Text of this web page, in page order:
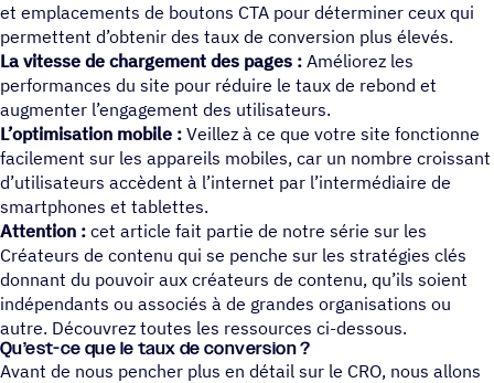
et emplacements de boutons CTA pour déterminer ceux qui
permettent d’obtenir des taux de conversion plus élevés.
La vitesse de chargement des pages : Améliorez les
performances du site pour réduire le taux de rebond et
augmenter l’engagement des utilisateurs.
L’optimisation mobile : Veillez à ce que votre site fonctionne
facilement sur les appareils mobiles, car un nombre croissant
d’utilisateurs accèdent à l’internet par l’intermédiaire de
smartphones et tablettes.
Attention : cet article fait partie de notre série sur les
Créateurs de contenu qui se penche sur les stratégies clés
donnant du pouvoir aux créateurs de contenu, qu’ils soient
indépendants ou associés à de grandes organisations ou
autre. Découvrez toutes les ressources ci-dessous.
Qu’est-ce que le taux de conversion ?
Avant de nous pencher plus en détail sur le CRO, nous allons